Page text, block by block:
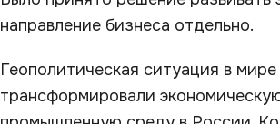
направление бизнеса отдельно.
Геополитическая ситуация в мире
трансформировали